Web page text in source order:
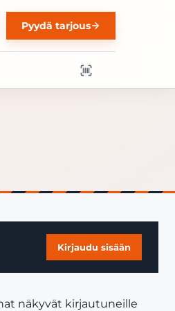
Pyydä tarjous
Kirjaudu sisään
näkyvät kirjautuneille